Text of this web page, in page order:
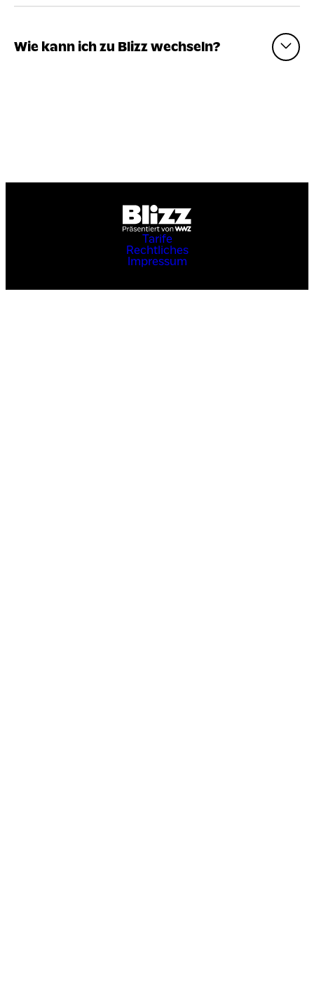
Wie kann ich zu Blizz wechseln?
Tarife
Rechtliches
Impressum